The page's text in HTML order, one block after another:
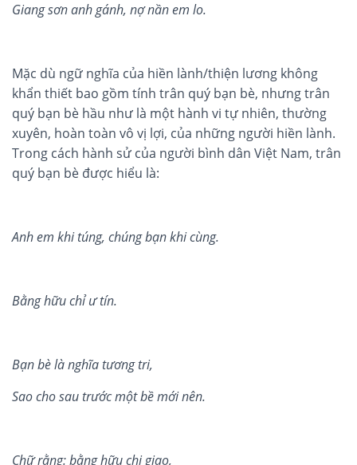
Giang sơn anh gánh, nợ nần em lo.
Mặc dù ngữ nghĩa của hiền lành/thiện lương không
khẩn thiết bao gồm tính trân quý bạn bè, nhưng trân
quý bạn bè hầu như là một hành vi tự nhiên, thường
xuyên, hoàn toàn vô vị lợi, của những người hiền lành.
Trong cách hành sử của người bình dân Việt Nam, trân
quý bạn bè được hiểu là:
Anh em khi túng, chúng bạn khi cùng.
Bằng hữu chỉư tín.
Bạn bè là nghĩa tương tri,
Sao cho sau trước một bềmới nên.
Chữrằng: bằng hữu chi giao,